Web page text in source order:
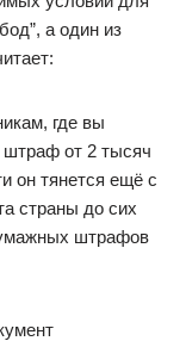
а один из
где вы
штраф от 2 тысяч
он тянется ещё с
страны до сих
штрафов